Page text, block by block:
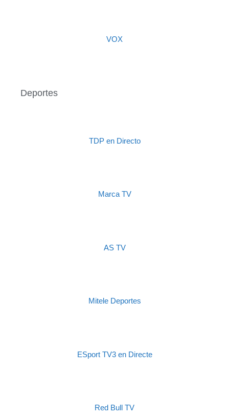
VOX
Deportes
TDP en Directo
Marca TV
AS TV
Mitele Deportes
ESport TV3 en Directe
Red Bull TV